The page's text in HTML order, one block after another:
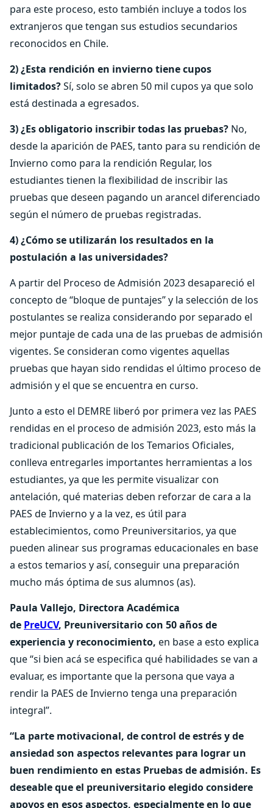
para este proceso, esto también incluye a todos los
extranjeros que tengan sus estudios secundarios
reconocidos en Chile.
2) ¿Esta rendición en invierno tiene cupos
limitados?Sí, solo se abren 50 mil cupos ya que solo
está destinada a egresados.
3) ¿Es obligatorio inscribir todas las pruebas? No,
desde la aparición de PAES, tanto para su rendición de
Invierno como para la rendición Regular, los
estudiantes tienen la flexibilidad de inscribir las
pruebas que deseen pagando un arancel diferenciado
según el número de pruebas registradas.
4) ¿Cómo se utilizarán los resultados en la
postulación a las universidades?
A partir del Proceso de Admisión 2023 desapareció el
concepto de “bloque de puntajes” y la selección de los
postulantes se realiza considerando por separado el
mejor puntaje de cada una de las pruebas de admisión
vigentes. Se consideran como vigentes aquellas
pruebas que hayan sido rendidas el último proceso de
admisión y el que se encuentra en curso.
Junto a esto el DEMRE liberó por primera vez las PAES
rendidas en el proceso de admisión 2023, esto más la
tradicional publicación de los Temarios Oficiales,
conlleva entregarles importantes herramientas a los
estudiantes, ya que les permite visualizar con
antelación, qué materias deben reforzar de cara a la
PAES de Invierno y a la vez, es útil para
establecimientos, como Preuniversitarios, ya que
pueden alinear sus programas educacionales en base
a estos temarios y así, conseguir una preparación
mucho más óptima de sus alumnos (as).
Paula Vallejo, Directora Académica
de PreUCV, Preuniversitario con 50 años de
experiencia y reconocimiento, en base a esto explica
que “si bien acá se especifica qué habilidades se van a
evaluar, es importante que la persona que vaya a
rendir la PAES de Invierno tenga una preparación
integral”.
“La parte motivacional, de control de estrés y de
ansiedad son aspectos relevantes para lograr un
buen rendimiento en estas Pruebas de admisión. Es
deseable que el preuniversitario elegido considere
apoyos en esos aspectos, especialmente en lo que